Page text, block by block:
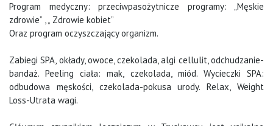
Program medyczny: przeciwpasożytnicze programy: „Męskie
zdrowie” , „ Zdrowie kobiet”
Oraz program oczyszczający organizm.
Zabiegi SPA, okłady, owoce, czekolada, algi cellulit, odchudzanie-
bandaż. Peeling ciała: mak, czekolada, miód. Wycieczki SPA:
odbudowa męskości, czekolada-pokusa urody. Relax, Weight
Loss-Utrata wagi.